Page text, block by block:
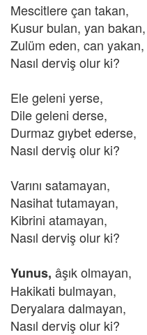
Mescitlere çan takan,
Kusur bulan, yan bakan,
Zulüm eden, can yakan,
Nasıl derviş olur ki?
Ele geleni yerse,
Dile geleni derse,
Durmaz gıybet ederse,
Nasıl derviş olur ki?
Varını satamayan,
Nasihat tutamayan,
Kibrini atamayan,
Nasıl derviş olur ki?
Yunus, âşık olmayan,
Hakikati bulmayan,
Deryalara dalmayan,
Nasıl derviş olur ki?